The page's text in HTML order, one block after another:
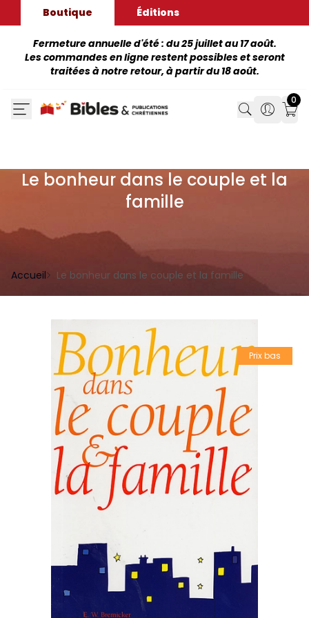
Boutique Éditions
Fermeture annuelle d'été : du 25 juillet au 17 août.
Les commandes en ligne restent possibles et seront
traitées à notre retour, à partir du 18 août.
Search
Search
0
Le bonheur dans le couple et la
famille
Accueil Le bonheur dans le couple et la famille
Prix bas